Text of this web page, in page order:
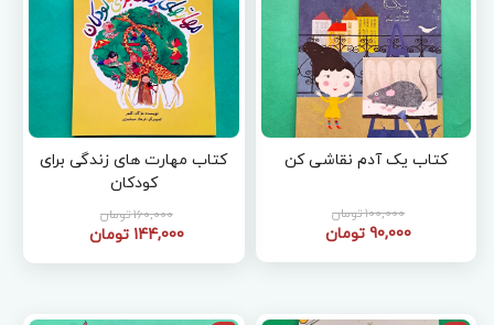
کتاب یک آدم نقاشی کن
100,000 تومان
90,000 تومان
کتاب مهارت های زندگی برای
کودکان
160,000 تومان
144,000 تومان